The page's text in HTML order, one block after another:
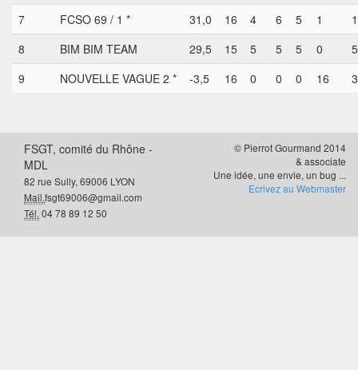
7
FCSO 69 / 1 * 31,0 16 4 6 5 1
8
BIM BIM TEAM 29,5 15 5 5 5 0
9
NOUVELLE VAGUE 2 * -3,5 16 0 0 0 16
FSGT, comité du Rhône -
MDL
82 rue Sully, 69006 LYON
Mail.fsgt69006@gmail.com
Tél. 04 78 89 12 50
© Pierrot Gourmand 2014
& associate
Une idée, une envie, un bug ...
Ecrivez au Webmaster